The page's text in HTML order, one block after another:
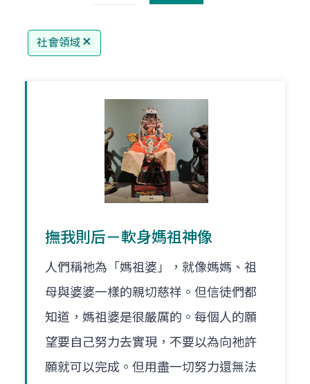
社會領域
撫我則后－軟身媽祖神像
人們稱祂為「媽祖婆」，就像媽媽、祖
母與婆婆一樣的親切慈祥。但信徒們都
知道，媽祖婆是很嚴厲的。每個人的願
望要自己努力去實現，不要以為向祂許
願就可以完成。但用盡一切努力還無法